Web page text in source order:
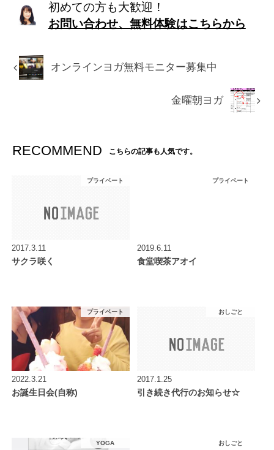
初めての方も大歓迎！
お問い合わせ、無料体験はこちらから
オンラインヨガ無料モニター募集中
金曜朝ヨガ
RECOMMEND こちらの記事も人気です。
プライベート
2017.3.11
サクラ咲く
プライベート
2019.6.11
食堂喫茶アオイ
プライベート
2022.3.21
お誕生日会(自称)
おしごと
2017.1.25
引き続き代行のお知らせ☆
YOGA おしごと